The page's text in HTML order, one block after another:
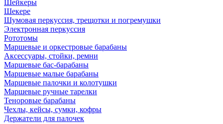
Шейкеры
Шекере
Шумовая перкуссия, трещотки и погремушки
Электронная перкуссия
Рототомы
Маршевые и оркестровые барабаны
Аксессуары, стойки, ремни
Маршевые бас-барабаны
Маршевые малые барабаны
Маршевые палочки и колотушки
Маршевые ручные тарелки
Теноровые барабаны
Чехлы, кейсы, сумки, кофры
Держатели для палочек